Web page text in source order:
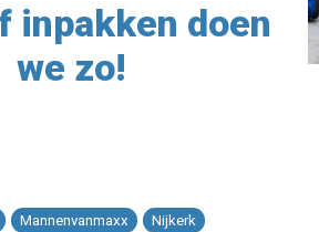
inpakken doen
we zo!
Mannenvanmaxx Nijkerk